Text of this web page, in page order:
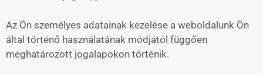
Az Ön személyes adatainak kezelése a weboldalunk Ön
által történő használatának módjától függően
meghatározott jogalapokon történik.